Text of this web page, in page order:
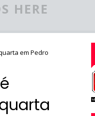
HERE
em Pedro